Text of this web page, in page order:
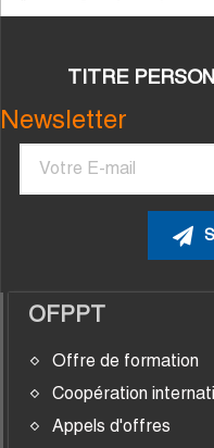
TITRE
Newsletter
Courriel
OFPPT
Offre de formation
Coopération
Appels d'offres